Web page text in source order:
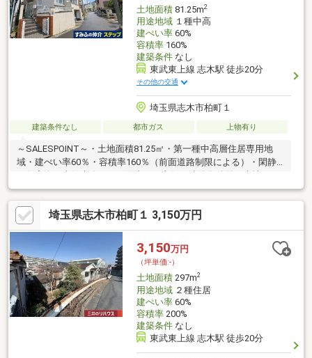
土地面積81.25m2
用途地域１種中高
建ぺい率60%
容積率160%
建築条件なし
東武東上線 志木駅 徒歩20分
その他の交通
埼玉県志木市柏町１
建築条件なし 都市ガス 上物有り
～SALESPOINT～・土地面積81.25㎡・第一種中高層住居専用地
域・建ぺい率60％・容積率160％（前面道路制限による）・閑静
ありません お好みのハウスメーカーで建築可能です
埼玉県志木市柏町１ 3,150万円
3,150万円
（坪単価:-）
土地面積297m2
用途地域２種住居
建ぺい率60%
容積率200%
建築条件なし
東武東上線 志木駅 徒歩20分